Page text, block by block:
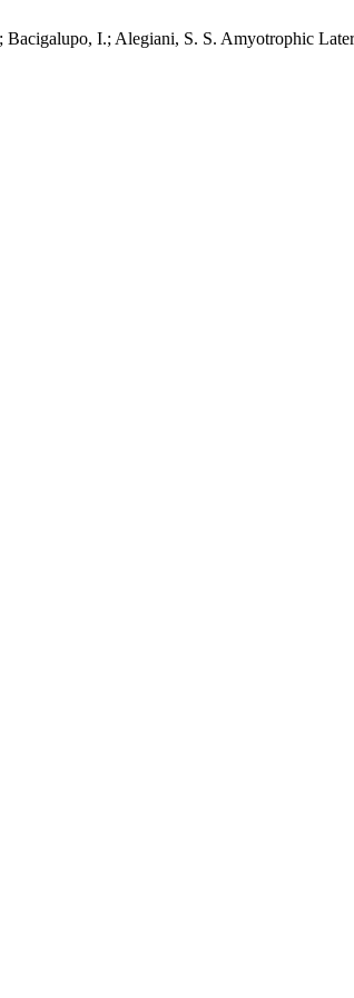
I.; Alegiani, S. S. Amyotrophic